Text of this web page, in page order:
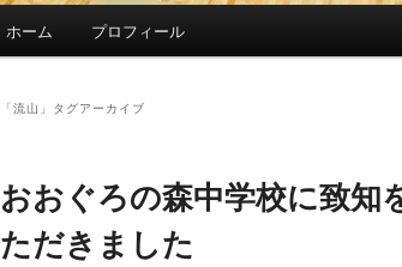
ホーム プロフィール
「流山 」タグアーカイブ
おおぐろの森中学校に致知
ただきました